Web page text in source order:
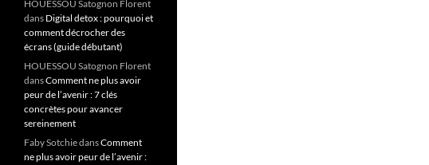
HOUESSOU Satognon Florent
dans Digital detox : pourquoi et
comment décrocher des
écrans (guide débutant)
HOUESSOU Satognon Florent
dansComment ne plus avoir
peur de l’avenir : 7 clés
concrètes pour avancer
sereinement
Faby SotchiedansComment
ne plus avoir peur de l’avenir :